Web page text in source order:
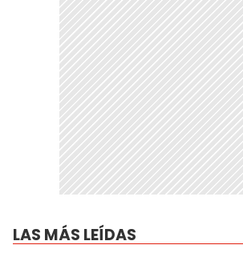
LAS MÁS LEÍDAS